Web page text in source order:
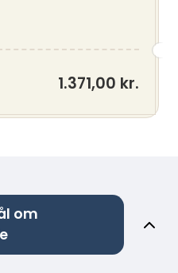
1.371,00 kr.
om